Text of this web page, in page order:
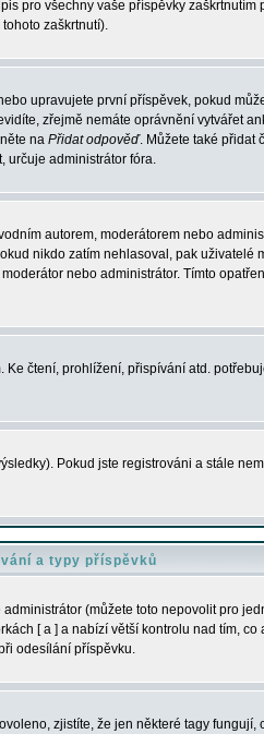
pro všechny vaše příspěvky
zaškrtnutí).
upravujete první příspěvek, pokud
zřejmě nemáte oprávnění vytvářet
na Přidat odpověď. Můžete také přidat
určuje administrátor fóra.
autorem, moderátorem nebo
nikdo zatím nehlasoval, pak uživatelé
nebo administrátor. Tímto
čtení, prohlížení, přispívání atd.
Pokud jste registrováni a stále
a typy příspěvků
(můžete toto nepovolit pro
[ a ] a nabízí větší kontrolu nad tím,
odesílání příspěvku.
zjistíte, že jen některé tagy fungují,